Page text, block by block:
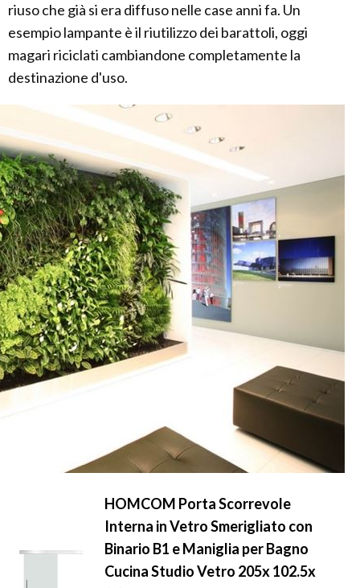
riuso che già si era diffuso nelle case anni fa. Un
esempio lampante è il riutilizzo dei barattoli, oggi
magari riciclati cambiandone completamente la
destinazione d'uso.
HOMCOM Porta Scorrevole
Interna in Vetro Smerigliato con
Binario B1 e Maniglia per Bagno
Cucina Studio Vetro 205x 102.5x